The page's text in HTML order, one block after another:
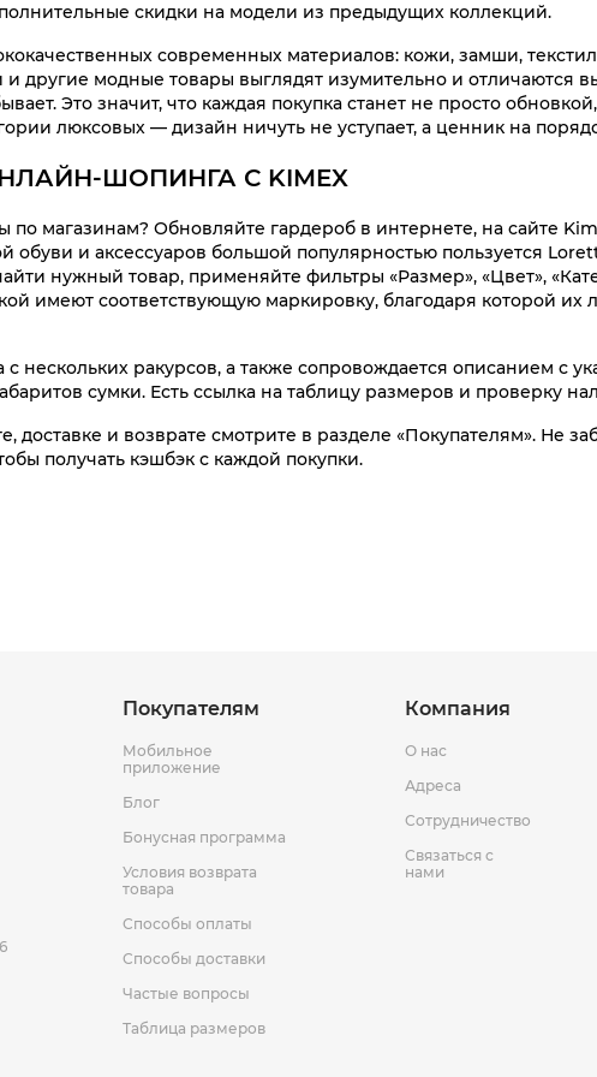
Кроссовки Franco
Manatti
Купить
SPORT брюки Thomas
Graf
Купить
Купить
скидки на модели из предыдущих коллекций.
современных материалов: кожи, замши,
и другие модные товары выглядят изумительно и отличаются
Это значит, что каждая покупка станет не просто
люксовых — дизайн ничуть не уступает, а ценник на
ШОПИНГА С KIMEX
по магазинам? Обновляйте гардероб в интернете, на сайте
обуви и аксессуаров большой популярностью пользуется
нужный товар, применяйте фильтры «Размер», «Цвет»,
имеют соответствующую маркировку, благодаря которой их
нескольких ракурсов, а также сопровождается описанием с
сумки. Есть ссылка на таблицу размеров и проверку
и возврате смотрите в разделе «Покупателям». Не
получать кэшбэк с каждой покупки.
Покупателям
Мобильное
приложение
Блог
Бонусная программа
Условия возврата
товара
Способы оплаты
Способы доставки
Частые вопросы
Таблица размеров
Компания
О нас
Адреса
Сотрудничество
Связаться с
нами